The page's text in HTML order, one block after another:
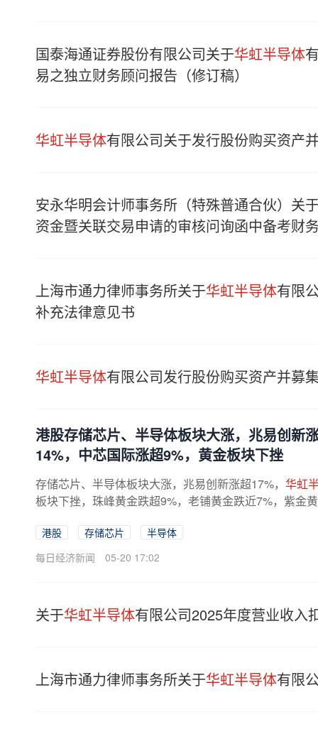
国泰海通证券股份有限公司关于华虹半导体
易之独立财务顾问报告（修订稿）
华虹半导体有限公司关于发行股份购买资产
安永华明会计师事务所（特殊普通合伙）关
资金暨关联交易申请的审核问询函中备考财
上海市通力律师事务所关于华虹半导体有限
补充法律意见书
华虹半导体有限公司发行股份购买资产并募
港股存储芯片、半导体板块大涨，兆易创新
14%，中芯国际涨超9%，黄金板块下挫
存储芯片、半导体板块大涨，兆易创新涨超17%， 华虹
板块下挫，珠峰黄金跌超9%，老铺黄金跌近7%，紫金
港股 存储芯片
半导体
每日经济新闻
05-20 17:02
关于华虹半导体有限公司2025年度营业收入
上海市通力律师事务所关于华虹半导体有限